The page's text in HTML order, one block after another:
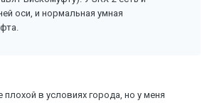
оси, и нормальная умная
в условиях города, но у меня